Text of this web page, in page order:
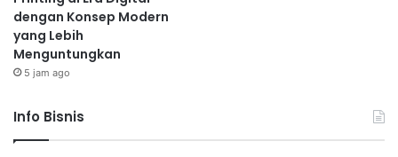
dengan Konsep Modern
yang Lebih
Menguntungkan
5 jam ago
Info Bisnis